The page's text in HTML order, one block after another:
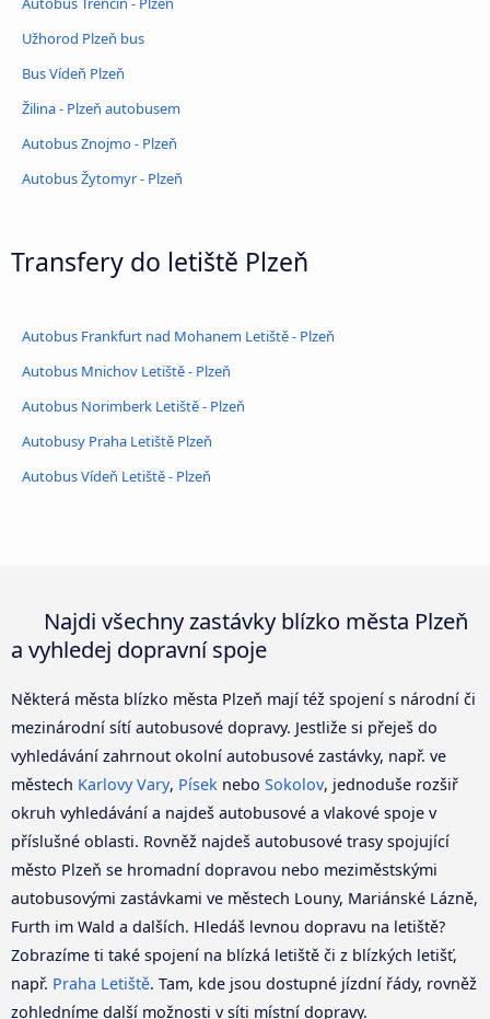
Užhorod Plzeň bus
Bus Vídeň Plzeň
Žilina - Plzeň autobusem
Autobus Znojmo - Plzeň
Autobus Žytomyr - Plzeň
Transfery do letiště Plzeň
Autobus Frankfurt nad Mohanem Letiště - Plzeň
Autobus Mnichov Letiště - Plzeň
Autobus Norimberk Letiště - Plzeň
Autobusy Praha Letiště Plzeň
Autobus Vídeň Letiště - Plzeň
Najdi všechny zastávky blízko města Plzeň
a vyhledej dopravní spoje
Některá města blízko města Plzeň mají též spojení s národní či
mezinárodní sítí autobusové dopravy. Jestliže si přeješ do
vyhledávání zahrnout okolní autobusové zastávky, např. ve
městech Karlovy Vary, Písek nebo Sokolov, jednoduše rozšiř
okruh vyhledávání a najdeš autobusové a vlakové spoje v
příslušné oblasti. Rovněž najdeš autobusové trasy spojující
město Plzeň se hromadní dopravou nebo meziměstskými
autobusovými zastávkami ve městech Louny, Mariánské Lázně,
Furth im Wald a dalších. Hledáš levnou dopravu na letiště?
Zobrazíme ti také spojení na blízká letiště či z blízkých letišť,
např. Praha Letiště. Tam, kde jsou dostupné jízdní řády, rovněž
zohledníme další možnosti v síti místní dopravy.